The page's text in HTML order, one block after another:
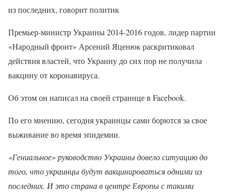
из последних, говорит политик
Премьер-министр Украины 2014-2016 годов, лидер партии
«Народный фронт» Арсений Яценюк раскритиковал
действия властей, что Украину до сих пор не получила
вакцину от коронавируса.
Об этом он написал на своей странице в Facebook.
По его мнению, сегодня украинцы сами борются за свое
выживание во время эпидемии.
«Гениальное» руководство Украины довело ситуацию до
того, что украинцы будут вакцинироваться одними из
последних. И это страна в центре Европы с такими